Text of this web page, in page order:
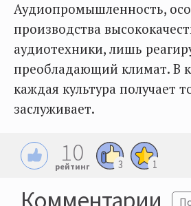
Аудиопромышленность,
производства
аудиотехники, лишь
преобладающий климат. В
каждая культура получает
заслуживает.
10
рейтинг 3 1